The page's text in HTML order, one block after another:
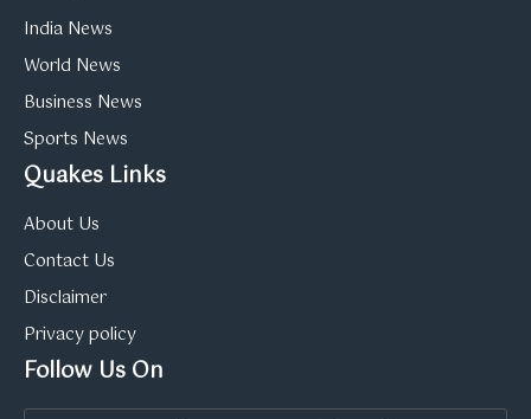
India News
World News
Business News
Sports News
Quakes Links
About Us
Contact Us
Disclaimer
Privacy policy
Follow Us On